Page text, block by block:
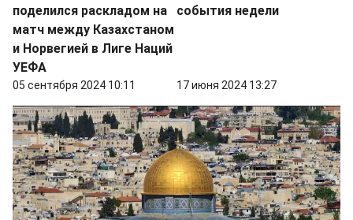
поделился раскладом на
матч между Казахстаном
и Норвегией в Лиге Наций
УЕФА
05 сентября 2024 10:11
события недели
17 июня 2024 13:27